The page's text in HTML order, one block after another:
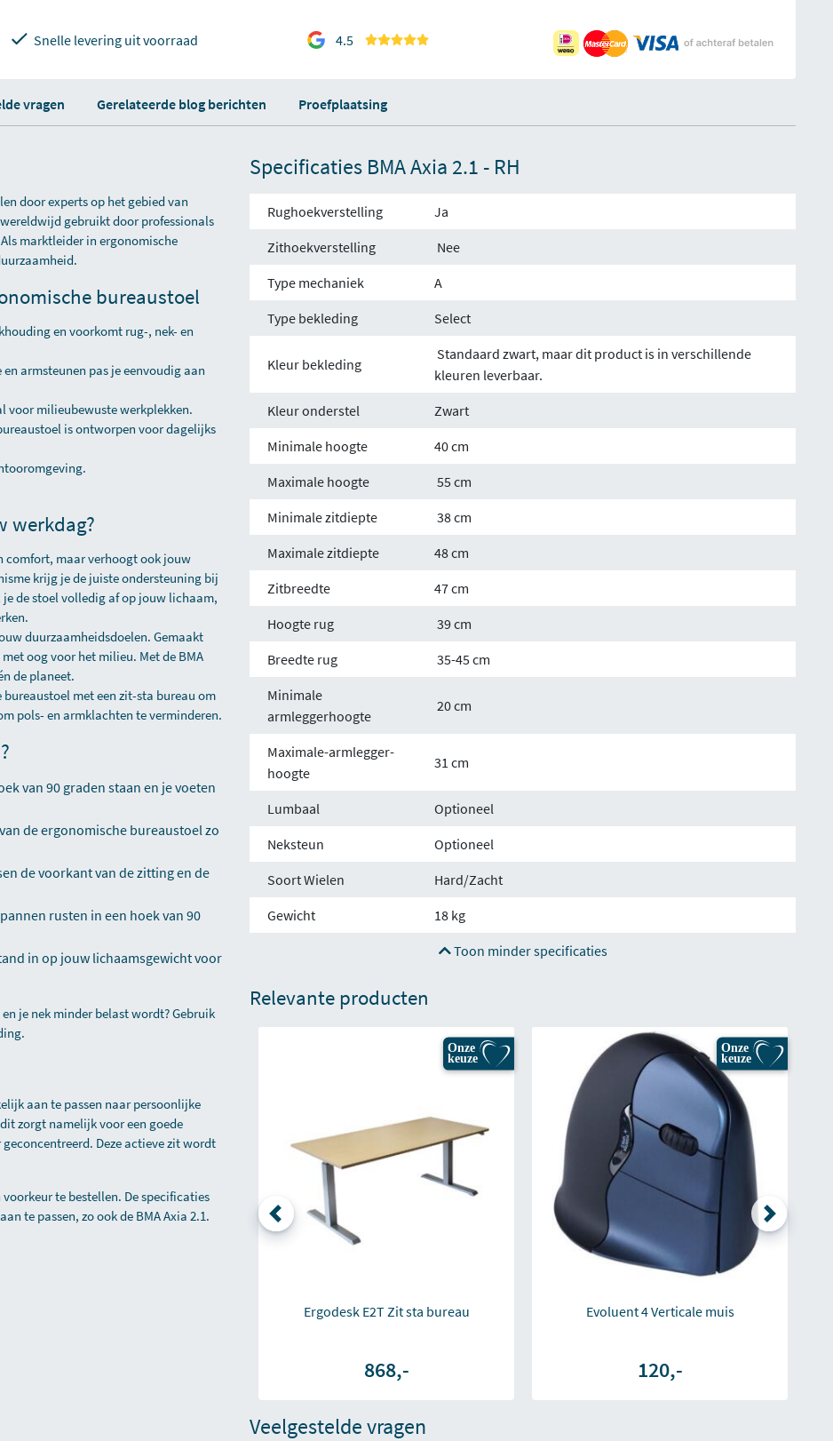
Snelle levering uit voorraad 4.5
vragen Gerelateerde blog berichten Proefplaatsing
door experts op het gebied van
gebruikt door professionals
marktleider in ergonomische
bureaustoel
en voorkomt rug-, nek- en
armsteunen pas je eenvoudig aan
voor milieubewuste werkplekken.
is ontworpen voor dagelijks
werkdag?
comfort, maar verhoogt ook jouw
krijg je de juiste ondersteuning bij
de stoel volledig af op jouw lichaam,
duurzaamheidsdoelen. Gemaakt
oog voor het milieu. Met de BMA
de planeet.
met een zit-sta bureau om
pols- en armklachten te verminderen.
van 90 graden staan en je voeten
de ergonomische bureaustoel zo
de voorkant van de zitting en de
rusten in een hoek van 90
in op jouw lichaamsgewicht voor
je nek minder belast wordt? Gebruik
aan te passen naar persoonlijke
zorgt namelijk voor een goede
Deze actieve zit wordt
te bestellen. De specificaties
te passen, zo ook de BMA Axia 2.1.
Specificaties BMA Axia 2.1 - RH
Rughoekverstelling
Ja
Zithoekverstelling
Nee
Type mechaniek
A
Type bekleding
Select
Kleur bekleding
Standaard zwart, maar dit product is in verschillende
kleuren leverbaar.
Kleur onderstel
Zwart
Minimale hoogte
40 cm
Maximale hoogte
55 cm
Minimale zitdiepte
38 cm
Maximale zitdiepte
48 cm
Zitbreedte
47 cm
Hoogte rug
39 cm
Breedte rug
35-45 cm
Minimale
armleggerhoogte
20 cm
Maximale-armlegger-
hoogte
31 cm
Lumbaal
Optioneel
Neksteun
Optioneel
Soort Wielen
Hard/Zacht
Gewicht
18 kg
Toon minder specificaties
Relevante producten
Onze
keuze
Ergodesk E2T Zit sta bureau
868,-
Onze
keuze
Evoluent 4 Verticale muis
120,-
Veelgestelde vragen